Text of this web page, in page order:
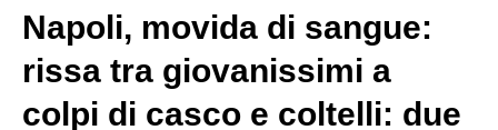
Napoli, movida di sangue:
rissa tra giovanissimi a
colpi di casco e coltelli: due